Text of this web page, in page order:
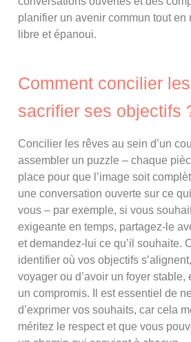
planifier un avenir commun tout en
libre et épanoui.
Comment concilier
sacrifier ses objectifs
Concilier les rêves au sein d’un
assembler un puzzle – chaque
place pour que l’image soit
une conversation ouverte sur ce
vous – par exemple, si vous
exigeante en temps, partagez-le
et demandez-lui ce qu’il souhaite.
identifier où vos objectifs
voyager ou d’avoir un foyer stable,
un compromis. Il est essentiel de
d’exprimer vos souhaits, car cela
méritez le respect et que vous